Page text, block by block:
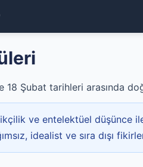
18 Şubat tarihleri arasında
ve entelektüel düşünce
idealist ve sıra dışı